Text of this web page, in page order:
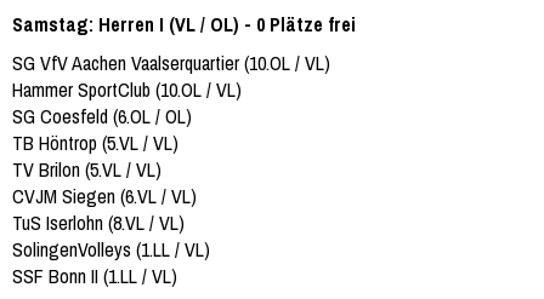
Samstag: Herren I (VL / OL) - 0 Plätze frei
SG VfV Aachen Vaalserquartier (10.OL / VL)
Hammer SportClub (10.OL / VL)
SG Coesfeld (6.OL / OL)
TB Höntrop (5.VL / VL)
TV Brilon (5.VL / VL)
CVJM Siegen (6.VL / VL)
TuS Iserlohn (8.VL / VL)
SolingenVolleys (1.LL / VL)
SSF Bonn II (1.LL / VL)